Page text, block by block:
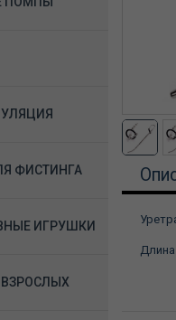
ФИСТИНГА
ИГРУШКИ